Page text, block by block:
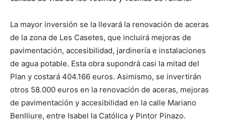
La mayor inversión se la llevará la renovación de aceras
de la zona de Les Casetes, que incluirá mejoras de
pavimentación, accesibilidad, jardinería e instalaciones
de agua potable. Esta obra supondrá casi la mitad del
Plan y costará 404.166 euros. Asimismo, se invertirán
otros 58.000 euros en la renovación de aceras, mejoras
de pavimentación y accesibilidad en la calle Mariano
Benlliure, entre Isabel la Católica y Pintor Pinazo.